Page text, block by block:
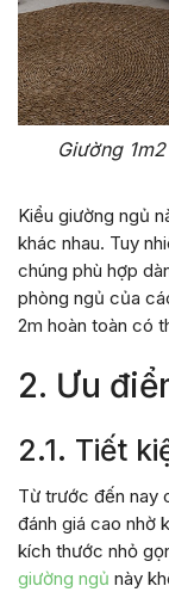
Giường
Kiểu giường ngủ
khác nhau. Tuy
chúng phù hợp
phòng ngủ của
2m hoàn toàn có
2. Ưu
2.1. Tiết
Từ trước đến nay
đánh giá cao nhờ
kích thước nhỏ
giường ngủ này